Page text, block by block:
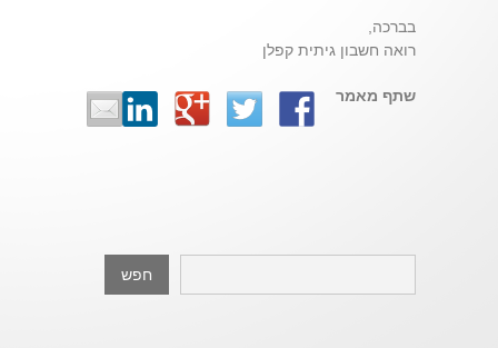
בברכה,
רואה חשבון גיתית קפלן
שתף מאמר